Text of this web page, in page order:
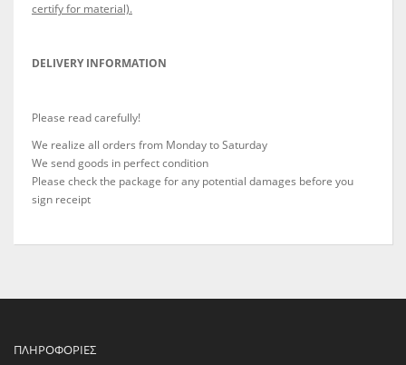
certify for material).
DELIVERY INFORMATION
Please read carefully!
We realize all orders from Monday to Saturday
We send goods in perfect condition
Please check the package for any potential damages before you
sign receipt
ΠΛΗΡΟΦΟΡΊΕΣ